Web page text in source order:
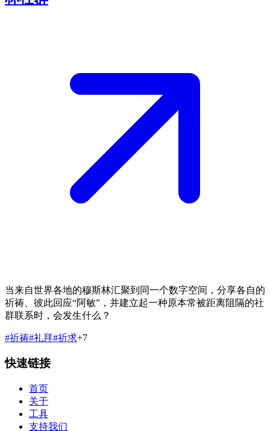
当来自世界各地的穆斯林汇聚到同一个数字空间，分享各自的
祈祷、彼此回应“阿敏”，并建立起一种原本常被距离阻隔的社
群联系时，会发生什么？
#祈祷#礼拜#祈求+7
快速链接
首页
关于
工具
支持我们